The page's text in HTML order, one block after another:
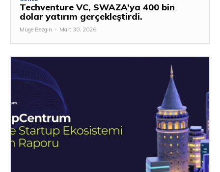
Techventure VC, SWAZA’ya 400 bin
dolar yatırım gerçekleştirdi.
Müge Bezgin - Mart 30, 2026